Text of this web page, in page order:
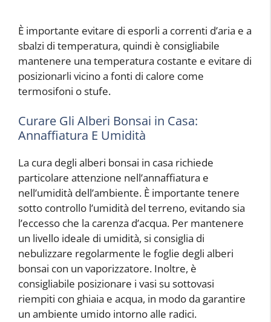
È importante evitare di esporli a correnti d’aria e a
sbalzi di temperatura, quindi è consigliabile
mantenere una temperatura costante e evitare di
posizionarli vicino a fonti di calore come
termosifoni o stufe.
Curare Gli Alberi Bonsai in Casa:
Annaffiatura E Umidità
La cura degli alberi bonsai in casa richiede
particolare attenzione nell’annaffiatura e
nell’umidità dell’ambiente. È importante tenere
sotto controllo l’umidità del terreno, evitando sia
l’eccesso che la carenza d’acqua. Per mantenere
un livello ideale di umidità, si consiglia di
nebulizzare regolarmente le foglie degli alberi
bonsai con un vaporizzatore. Inoltre, è
consigliabile posizionare i vasi su sottovasi
riempiti con ghiaia e acqua, in modo da garantire
un ambiente umido intorno alle radici.